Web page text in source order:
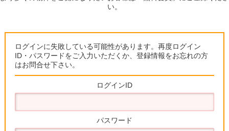
い。
ログインに失敗している可能性があります。再度ログイン
ID・パスワードをご入力いただくか、登録情報をお忘れの方
はお問合せ下さい。
ログインID
パスワード